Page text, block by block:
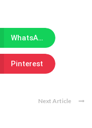
WhatsApp
Pinterest
Next Article